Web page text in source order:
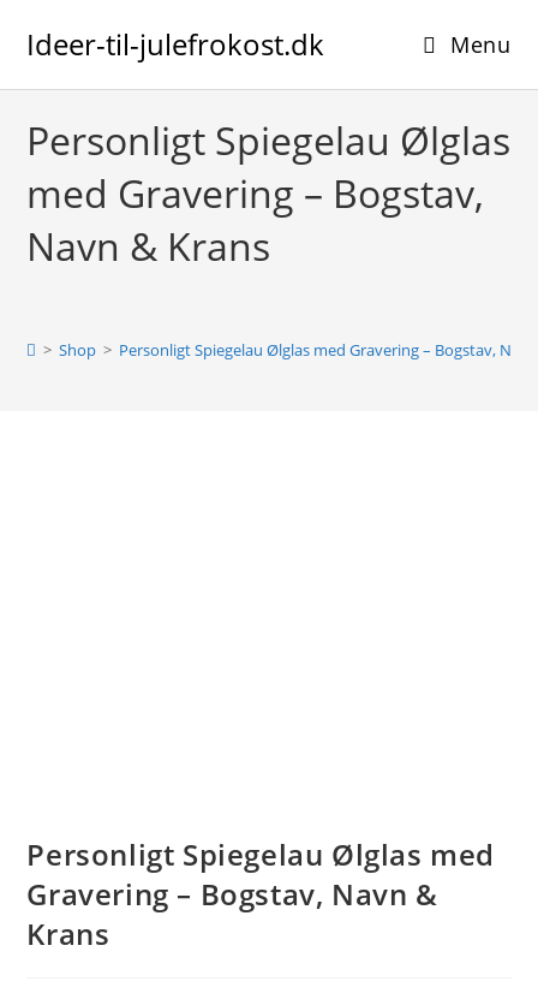
Ideer-til-julefrokost.dk Menu
Personligt Spiegelau Ølglas
med Gravering – Bogstav,
Navn & Krans
> Shop > Personligt Spiegelau Ølglas med Gravering – Bogstav,
Personligt Spiegelau Ølglas med
Gravering – Bogstav, Navn &
Krans